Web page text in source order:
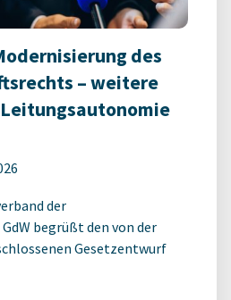
des
– weitere
der
begrüßt den von der
Gesetzentwurf